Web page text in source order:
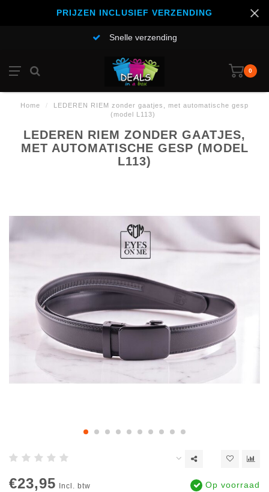
PRIJZEN INCLUSIEF VERZENDING
Snelle verzending
0
Home /
LEDEREN RIEM zonder gaatjes, met automatische gesp
(model L113)
LEDEREN RIEM ZONDER GAATJES,
MET AUTOMATISCHE GESP (MODEL
L113)
€23,95 Incl. btw Op voorraad